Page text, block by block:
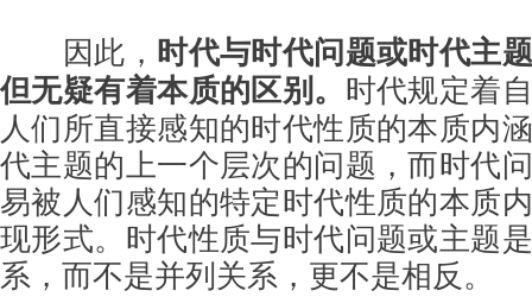
因此， 时代与时代问题或时代主
但无疑有着本质的区别。 时代规定着
人们所直接感知的时代性质的本质内
代主题的上一个层次的问题，而时代
易被人们感知的特定时代性质的本质
现形式。时代性质与时代问题或主题
系，而不是并列关系，更不是相反。